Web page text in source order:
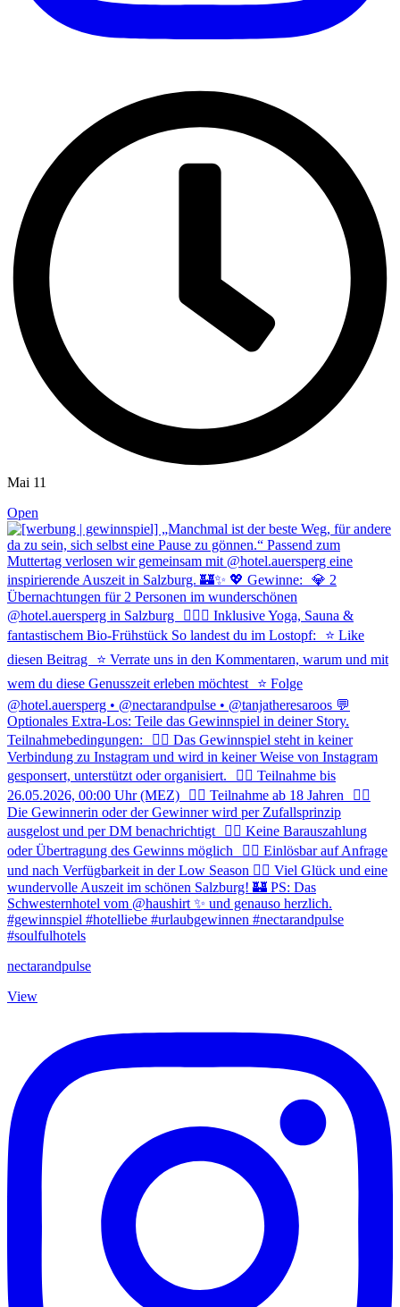
Mai 11
Open
nectarandpulse
View